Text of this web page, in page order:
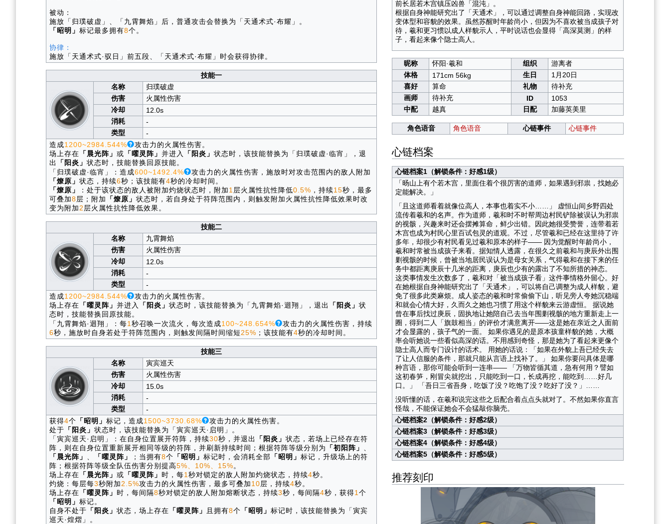
被动：
施放「归璞破虚」、「九霄舞焰」后，普通攻击会替换为「天通术式·布耀」。
「昭明」 标记最多拥有8个。
协律：
施放「天通术式·驭日」前五段、「天通术式·布耀」时会获得协律。
技能一
名称
归璞破虚
伤害
火属性伤害
冷却
12.0s
消耗
-
类型
-
造成1200~2984.544%
攻击力的火属性伤害。
场上存在 「晨光阵」 或 「曜灵阵」 并进入 「阳炎」 状态时，该技能替换为「归璞破虚·临宵」，退
出
「阳炎」 状态时，技能替换回原技能。
「归璞破虚·临宵」：造成600~1492.4%
攻击力的火属性伤害，施放时对攻击范围内的敌人附加
「燎原」 状态，持续6秒；该技能有4秒的冷却时间。
「燎原」
：处于该状态的敌人被附加灼烧状态时，附加1 层火属性抗性降低0.5% ，持续15秒，最多
可叠加8层；附加 「燎原」 状态时，若自身处于符阵范围内，则触发附加火属性抗性降低效果时改
变为附加2 层火属性抗性降低效果。
技能二
名称
九霄舞焰
伤害
火属性伤害
冷却
12.0s
消耗
-
类型
-
造成1200~2984.544%
攻击力的火属性伤害。
场上存在 「曜灵阵」 并进入 「阳炎」 状态时，该技能替换为「九霄舞焰·迴翔」，退出 「阳炎」 状
态时，技能替换回原技能。
「九霄舞焰·迴翔」：每1 秒召唤一次流火，每次造成100~248.654%
攻击力的火属性伤害，持续
6秒，施放时自身若处于符阵范围内，则触发间隔时间缩短25% ；该技能有4秒的冷却时间。
技能三
名称
寅宾巡天
伤害
火属性伤害
冷却
15.0s
消耗
-
类型
-
获得4个 「昭明」 标记，造成1500~3730.68%
攻击力的火属性伤害。
处于 「阳炎」 状态时，该技能替换为「寅宾巡天·启明」。
「寅宾巡天·启明」：在自身位置展开符阵，持续30秒，并退出 「阳炎」 状态，若场上已经存在符
阵，则在自身位置重新展开相同等级的符阵，并刷新持续时间；根据符阵等级分别为 「初阳阵」
「晨光阵」
「曜灵阵」 ；当拥有8个 「昭明」 标记时，会消耗全部 「昭明」 标记，升级场上的符
阵；根据符阵等级全队伍伤害分别提高5%、10%、15%。
场上存在 「晨光阵」 或 「曜灵阵」 时，每1 秒对锁定的敌人附加灼烧状态，持续4秒。
灼烧：每层每3秒附加2.5%攻击力的火属性伤害，最多可叠加10层，持续4秒。
场上存在 「曜灵阵」 时，每间隔8秒对锁定的敌人附加熔断状态，持续3秒，每间隔4秒，获得1 个
「昭明」 标记。
自身不处于 「阳炎」 状态，场上存在 「曜灵阵」 且拥有8个 「昭明」 标记时，该技能替换为「寅宾
巡天·煌熠」。
前长居若木宫镇压凶兽「混沌」。
根据自身神能研究出了「天通术」，可以通过调整自身神能回路，实现改
变体型和容貌的效果。虽然苏醒时年龄尚小，但因为不喜欢被当成孩子对
待，羲和更习惯以成人样貌示人，平时说话也会显得「高深莫测」的样
子，看起来像个隐士高人。
昵称 怀阳·羲和 组织
游离者
体格
171cm 56kg 生日
1月20日
喜好
算命 礼物
待补充
画师
待补充 ID
1053
中配
越真 日配 加藤英美里
角色语音 角色语音 心链事件 心链事件
心链档案
心链档案1（解锁条件：好感1级）
「旸山上有个若木宫，里面住着个很厉害的道师，如果遇到邪祟，找她必
定能解决。」
「且这道师看着就像位高人，本事也着实不小……」 虚恒山间乡野四处
流传着羲和的名声。作为道师，羲和时不时帮周边村民铲除被误认为邪祟
的视骸，兴趣来时还会摆摊算命，鲜少出错。因此她很受赞誉，连带着若
木宫也成为村民心里百试包灵的道观。不过，尽管羲和已经在这里待了许
多年，却很少有村民看见过羲和原本的样子—— 因为觉醒时年龄尚小，
羲和时常被当成孩子来看。据知情人透露，在很久之前羲和与庚辰外出围
剿视骸的时候，曾被当地居民误认为是母女关系，气得羲和在接下来的任
务中都距离庚辰十几米的距离，庚辰也少有的露出了不知所措的神态。
这类事情发生次数多了，羲和对「被当成孩子看」这件事情格外留心。好
在她根据自身神能研究出了「天通术」，可以将自己调整为成人样貌，避
免了很多此类麻烦。成人姿态的羲和时常偷偷下山，听见旁人夸她沉稳端
和就会心情大好，久而久之她也习惯了用这个样貌来云游虚恒。 据说她
曾在事后找过庚辰，固执地让她陪自己去当年围剿视骸的地方重新走上一
圈，得到二人「旗鼓相当」的评价才满意离开——这是她在亲近之人面前
才会显露的，孩子气的一面。 如果你遇见的是原本孩童样貌的她，大概
率会听她说一些看似高深的话。不用感到奇怪，那是她为了看起来更像个
隐士高人而专门设计的话术。 用她的话说：「如果在外貌上吾已经失去
了让人信服的条件，那就只能从言语上找补了。」 如果你要问具体是哪
种言语，那你可能会听到一连串—— 「万物皆循其道，急有何用？譬如
这初春笋，刚冒尖就挖出，只能吃到一口，长成再挖，能吃到……好几
口。」 「吾日三省吾身，吃饭了没？吃饱了没？吃好了没？」……
没听懂的话，在羲和说完这些之后配合着点点头就对了。不然如果你直言
怪哉，不能保证她会不会猛敲你脑壳。
心链档案2（解锁条件：好感2级）
心链档案3（解锁条件：好感3级）
心链档案4（解锁条件：好感4级）
心链档案5（解锁条件：好感5级）
推荐刻印